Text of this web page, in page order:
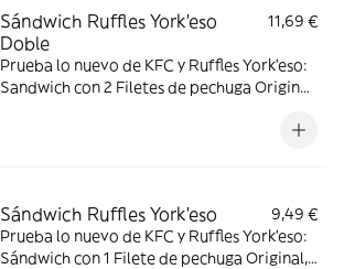
Sándwich Ruffles York'eso
Doble
11,69 €
Prueba lo nuevo de KFC y Ruffles York'eso:
Sandwich con 2 Filetes de pechuga Original,
´eso, Patatas Ruffles York´eso, jamón york y
Sándwich Ruffles York'eso
9,49 €
Prueba lo nuevo de KFC y Ruffles York'eso:
Sándwich con 1 Filete de pechuga Original,